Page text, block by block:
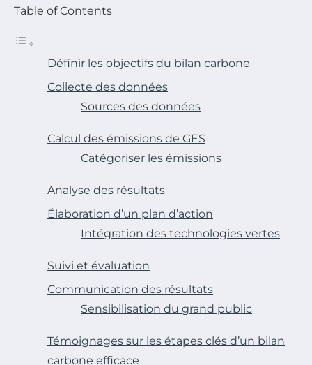
Table of Contents
Définir les objectifs du bilan carbone
Collecte des données
Sources des données
Calcul des émissions de GES
Catégoriser les émissions
Analyse des résultats
Élaboration d’un plan d’action
Intégration des technologies vertes
Suivi et évaluation
Communication des résultats
Sensibilisation du grand public
Témoignages sur les étapes clés d’un bilan
carbone efficace